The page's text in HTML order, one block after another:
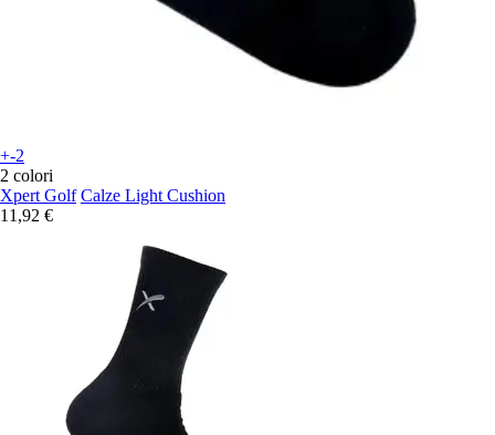
+-2
2 colori
Xpert Golf Calze Light Cushion
11,92 €